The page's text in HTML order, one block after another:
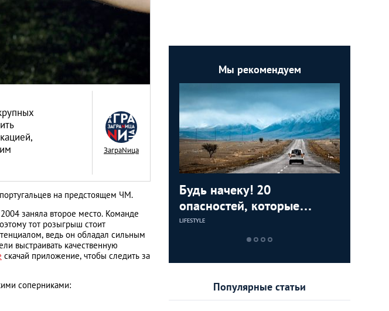
ЗаграNица
на предстоящем ЧМ.
заняла второе место. Команде
тот розыгрыш стоит
ведь он обладал сильным
выстраивать качественную
скачай приложение, чтобы следить за
соперниками:
Мы рекомендуем
Будь начеку! 20
опасностей, которые
подстерегают нерадивого
туриста в Казахстане
LIFESTYLE
Знай наших: достижения
всем мире
Популярные статьи